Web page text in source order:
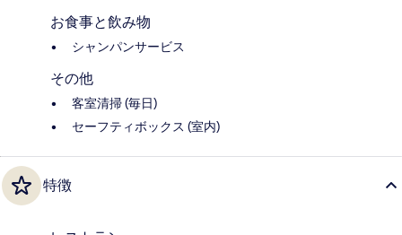
お食事と飲み物
シャンパンサービス
その他
客室清掃 (毎日)
セーフティボックス (室内)
特徴